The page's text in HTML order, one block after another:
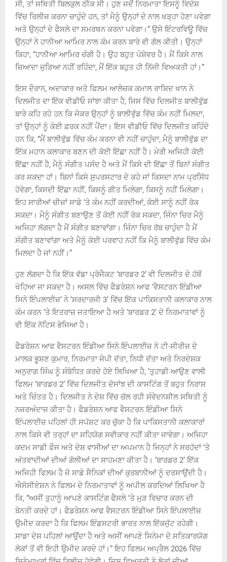
ਸੀ, ਤਾਂ ਸਥਿਤੀ ਬਿਲਕੁਲ ਠੀਕ ਸੀ। ਹੁਣ ਜਦੋਂ ਨਿਰਮਾਤਾ ਇਸਨੂੰ ਵਿਦੇਸ਼
ਵਿੱਚ ਰਿਲੀਜ਼ ਕਰਨਾ ਚਾਹੁੰਦੇ ਹਨ, ਤਾਂ ਮੈਨੂੰ ਉਨ੍ਹਾਂ ਦੇ ਨਾਲ ਖੜ੍ਹਾ ਹੋਣਾ ਪਵੇਗਾ
ਅਤੇ ਉਨ੍ਹਾਂ ਦੇ ਫੈਸਲੇ ਦਾ ਸਮਰਥਨ ਕਰਨਾ ਪਵੇਗਾ।” ਉਸੇ ਇੰਟਰਵਿਊ ਵਿੱਚ
ਉਨ੍ਹਾਂ ਨੇ ਹਾਨੀਆ ਆਮਿਰ ਨਾਲ ਕੰਮ ਕਰਨ ਬਾਰੇ ਵੀ ਗੱਲ ਕੀਤੀ। ਉਨ੍ਹਾਂ
ਕਿਹਾ, “ਹਾਨੀਆ ਆਮਿਰ ਚੰਗੀ ਹੈ। ਉਹ ਬਹੁਤ ਪੇਸ਼ੇਵਰ ਹੈ। ਮੈਂ ਕਿਸੇ ਨਾਲ
ਜ਼ਿਆਦਾ ਜੁੜਿਆ ਨਹੀਂ ਰਹਿੰਦਾ, ਮੈਂ ਇੱਕ ਬਹੁਤ ਹੀ ਨਿੱਜੀ ਵਿਅਕਤੀ ਹਾਂ।”
ਇਸ ਦੌਰਾਨ, ਅਦਾਕਾਰ ਅਤੇ ਫਿਲਮ ਆਲੋਚਕ ਕਮਾਲ ਰਾਸ਼ਿਦ ਖਾਨ ਨੇ
ਦਿਲਜੀਤ ਦਾ ਇੱਕ ਵੀਡੀਓ ਸਾਂਝਾ ਕੀਤਾ ਹੈ, ਜਿਸ ਵਿੱਚ ਦਿਲਜੀਤ ਬਾਲੀਵੁੱਡ
ਬਾਰੇ ਕਹਿ ਰਹੇ ਹਨ ਕਿ ਜੇਕਰ ਉਨ੍ਹਾਂ ਨੂੰ ਬਾਲੀਵੁੱਡ ਵਿੱਚ ਕੰਮ ਨਹੀਂ ਮਿਲਦਾ,
ਤਾਂ ਉਨ੍ਹਾਂ ਨੂੰ ਕੋਈ ਫ਼ਰਕ ਨਹੀਂ ਪੈਂਦਾ। ਇਸ ਵੀਡੀਓ ਵਿੱਚ ਦਿਲਜੀਤ ਕਹਿੰਦੇ
ਹਨ ਕਿ, “ਮੈਂ ਬਾਲੀਵੁੱਡ ਵਿੱਚ ਕੰਮ ਕਰਨਾ ਵੀ ਨਹੀਂ ਚਾਹੁੰਦਾ, ਮੈਨੂੰ ਬਾਲੀਵੁੱਡ ਦਾ
ਇੱਕ ਮਹਾਨ ਕਲਾਕਾਰ ਬਣਨ ਦੀ ਕੋਈ ਇੱਛਾ ਨਹੀਂ ਹੈ। ਮੇਰੀ ਅਜਿਹੀ ਕੋਈ
ਇੱਛਾ ਨਹੀਂ ਹੈ, ਮੈਨੂੰ ਸੰਗੀਤ ਪਸੰਦ ਹੈ ਅਤੇ ਮੈਂ ਕਿਸੇ ਦੀ ਇੱਛਾ ਤੋਂ ਬਿਨਾਂ ਸੰਗੀਤ
ਕਰ ਸਕਦਾ ਹਾਂ। ਬਿਨਾਂ ਕਿਸੇ ਸੁਪਰਸਟਾਰ ਦੇ ਕਹੇ ਜਾਂ ਕਿਸਦਾ ਨਾਮ ਪ੍ਰਸਿੱਧ
ਹੋਵੇਗਾ, ਕਿਸਦੀ ਇੱਛਾ ਨਹੀਂ, ਕਿਸਨੂੰ ਗੀਤ ਮਿਲੇਗਾ, ਕਿਸਨੂੰ ਨਹੀਂ ਮਿਲੇਗਾ।
ਇਹ ਸਾਰੀਆਂ ਚੀਜ਼ਾਂ ਸਾਡੇ ‘ਤੇ ਕੰਮ ਨਹੀਂ ਕਰਦੀਆਂ, ਕੋਈ ਸਾਨੂੰ ਨਹੀਂ ਰੋਕ
ਸਕਦਾ। ਮੈਨੂੰ ਸੰਗੀਤ ਬਣਾਉਣ ਤੋਂ ਕੋਈ ਨਹੀਂ ਰੋਕ ਸਕਦਾ, ਜਿੰਨਾ ਚਿਰ ਮੈਨੂੰ
ਅਜਿਹਾ ਲੱਗਦਾ ਹੈ ਮੈਂ ਸੰਗੀਤ ਬਣਾਵਾਂਗਾ। ਜਿੰਨਾ ਚਿਰ ਰੱਬ ਚਾਹੁੰਦਾ ਹੈ ਮੈਂ
ਸੰਗੀਤ ਬਣਾਵਾਂਗਾ ਅਤੇ ਮੈਨੂੰ ਕੋਈ ਪਰਵਾਹ ਨਹੀਂ ਕਿ ਮੈਨੂੰ ਬਾਲੀਵੁੱਡ ਵਿੱਚ ਕੰਮ
ਮਿਲਦਾ ਹੈ ਜਾਂ ਨਹੀਂ।”
ਹੁਣ ਲੱਗਦਾ ਹੈ ਕਿ ਇੱਕ ਵੱਡਾ ਪ੍ਰੋਜੈਕਟ ‘ਬਾਰਡਰ 2’ ਵੀ ਦਿਲਜੀਤ ਦੇ ਹੱਥੋਂ
ਖੋਹਿਆ ਜਾ ਸਕਦਾ ਹੈ। ਅਸਲ ਵਿੱਚ ਫੈਡਰੇਸ਼ਨ ਆਫ ‘ਵੈਸਟਰਨ ਇੰਡੀਆ
ਸਿਨੇ ਇੰਪਲਾਈਜ਼’ ਨੇ ‘ਸਰਦਾਰਜੀ 3’ ਵਿੱਚ ਇੱਕ ਪਾਕਿਸਤਾਨੀ ਕਲਾਕਾਰ ਨਾਲ
ਕੰਮ ਕਰਨ ‘ਤੇ ਇਤਰਾਜ਼ ਜਤਾਇਆ ਹੈ ਅਤੇ ‘ਬਾਰਡਰ 2’ ਦੇ ਨਿਰਮਾਤਾਵਾਂ ਨੂੰ
ਵੀ ਇੱਕ ਨੋਟਿਸ ਭੇਜਿਆ ਹੈ।
ਫੈਡਰੇਸ਼ਨ ਆਫ ਵੈਸਟਰਨ ਇੰਡੀਆ ਸਿਨੇ ਇੰਪਲਾਈਜ਼ ਨੇ ਟੀ-ਸੀਰੀਜ਼ ਦੇ
ਮਾਲਕ ਭੂਸ਼ਣ ਕੁਮਾਰ, ਨਿਰਮਾਤਾ ਜੇਪੀ ਦੱਤਾ, ਨਿਧੀ ਦੱਤਾ ਅਤੇ ਨਿਰਦੇਸ਼ਕ
ਅਨੁਰਾਗ ਸਿੰਘ ਨੂੰ ਸੰਬੋਧਿਤ ਕਰਦੇ ਹੋਏ ਲਿਖਿਆ ਹੈ, ‘ਤੁਹਾਡੀ ਆਉਣ ਵਾਲੀ
ਫਿਲਮ ‘ਬਾਰਡਰ 2’ ਵਿੱਚ ਦਿਲਜੀਤ ਦੋਸਾਂਝ ਦੀ ਕਾਸਟਿੰਗ ਤੋਂ ਬਹੁਤ ਨਿਰਾਸ਼
ਅਤੇ ਚਿੰਤਤ ਹੈ। ਦਿਲਜੀਤ ਨੇ ਦੇਸ਼ ਵਿੱਚ ਚੱਲ ਰਹੀ ਸੰਵੇਦਨਸ਼ੀਲ ਸਥਿਤੀ ਨੂੰ
ਨਜ਼ਰਅੰਦਾਜ਼ ਕੀਤਾ ਹੈ। ਫੈਡਰੇਸ਼ਨ ਆਫ ਵੈਸਟਰਨ ਇੰਡੀਆ ਸਿਨੇ
ਇੰਪਲਾਈਜ਼ ਪਹਿਲਾਂ ਹੀ ਸਪੱਸ਼ਟ ਕਰ ਚੁੱਕਾ ਹੈ ਕਿ ਪਾਕਿਸਤਾਨੀ ਕਲਾਕਾਰਾਂ
ਨਾਲ ਕਿਸੇ ਵੀ ਤਰ੍ਹਾਂ ਦਾ ਸਹਿਯੋਗ ਸਵੀਕਾਰ ਨਹੀਂ ਕੀਤਾ ਜਾਵੇਗਾ। ਅਜਿਹਾ
ਕਦਮ ਸਾਡੀ ਫੌਜ ਅਤੇ ਦੇਸ਼ ਵਾਸੀਆਂ ਦਾ ਅਪਮਾਨ ਹੈ ਜਿਨ੍ਹਾਂ ਨੇ ਸਰਹੱਦਾਂ ‘ਤੇ
ਅੱਤਵਾਦੀਆਂ ਦੀਆਂ ਗੋਲੀਆਂ ਦਾ ਸਾਹਮਣਾ ਕੀਤਾ ਹੈ। ‘ਬਾਰਡਰ 2’ ਇੱਕ
ਅਜਿਹੀ ਫਿਲਮ ਹੈ ਜੋ ਸਾਡੇ ਸੈਨਿਕਾਂ ਦੀਆਂ ਕੁਰਬਾਨੀਆਂ ਨੂੰ ਦਰਸਾਉਂਦੀ ਹੈ।
ਐਸੋਸੀਏਸ਼ਨ ਨੇ ਫਿਲਮ ਦੇ ਨਿਰਮਾਤਾਵਾਂ ਨੂੰ ਅਪੀਲ ਕਰਦਿਆਂ ਲਿਖਿਆ ਹੈ
ਕਿ, “ਅਸੀਂ ਤੁਹਾਨੂੰ ਆਪਣੇ ਕਾਸਟਿੰਗ ਫੈਸਲੇ ‘ਤੇ ਮੁੜ ਵਿਚਾਰ ਕਰਨ ਦੀ
ਬੇਨਤੀ ਕਰਦੇ ਹਾਂ। ਫੈਡਰੇਸ਼ਨ ਆਫ ਵੈਸਟਰਨ ਇੰਡੀਆ ਸਿਨੇ ਇੰਪਲਾਈਜ਼
ਉਮੀਦ ਕਰਦਾ ਹੈ ਕਿ ਫਿਲਮ ਇੰਡਸਟਰੀ ਭਾਰਤ ਨਾਲ ਇੱਕਜੁੱਟ ਰਹੇਗੀ।
ਸਾਡਾ ਦੇਸ਼ ਪਹਿਲਾਂ ਆਉਂਦਾ ਹੈ ਅਤੇ ਅਸੀਂ ਆਪਣੇ ਸਿਨੇਮਾ ਦੇ ਸਤਿਕਾਰਯੋਗ
ਲੋਕਾਂ ਤੋਂ ਵੀ ਇਹੀ ਉਮੀਦ ਕਰਦੇ ਹਾਂ।” ਇਹ ਫਿਲਮ ਅਪ੍ਰੈਲ 2026 ਵਿੱਚ